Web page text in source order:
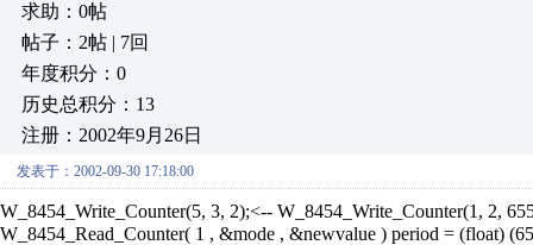
求助：0帖
帖子：2帖 | 7回
年度积分：0
历史总积分：13
注册：2002年9月26日
发表于：2002-09-30 17:18:00
W_8454_Write_Counter(5, 3, 2);<-- W_8454_Write_Counter(1, 2,
W_8454_Read_Counter( 1 , &mode , &newvalue ) period = (float)